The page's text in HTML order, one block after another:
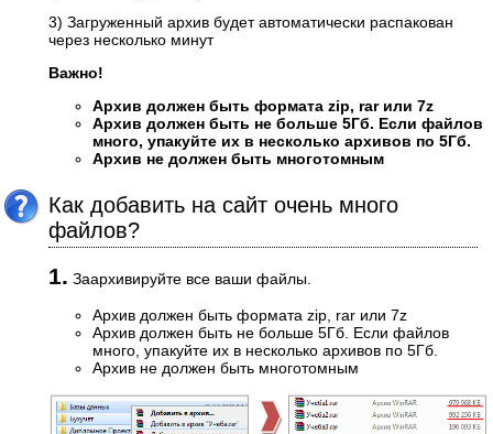
3) Загруженный архив будет автоматически распакован
через несколько минут
Важно!
Архив должен быть формата zip, rar или 7z
Архив должен быть не больше 5Гб. Если файлов
много, упакуйте их в несколько архивов по 5Гб.
Архив не должен быть многотомным
Как добавить на сайт очень много
файлов?
1. Заархивируйте все ваши файлы.
Архив должен быть формата zip, rar или 7z
Архив должен быть не больше 5Гб. Если файлов
много, упакуйте их в несколько архивов по 5Гб.
Архив не должен быть многотомным